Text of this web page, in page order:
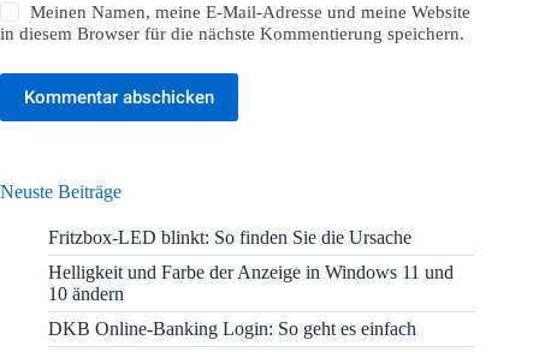
Meinen Namen, meine E-Mail-Adresse und meine Website
in diesem Browser für die nächste Kommentierung speichern.
Kommentar abschicken
Neuste Beiträge
Fritzbox-LED blinkt: So finden Sie die Ursache
Helligkeit und Farbe der Anzeige in Windows 11 und
10 ändern
DKB Online-Banking Login: So geht es einfach